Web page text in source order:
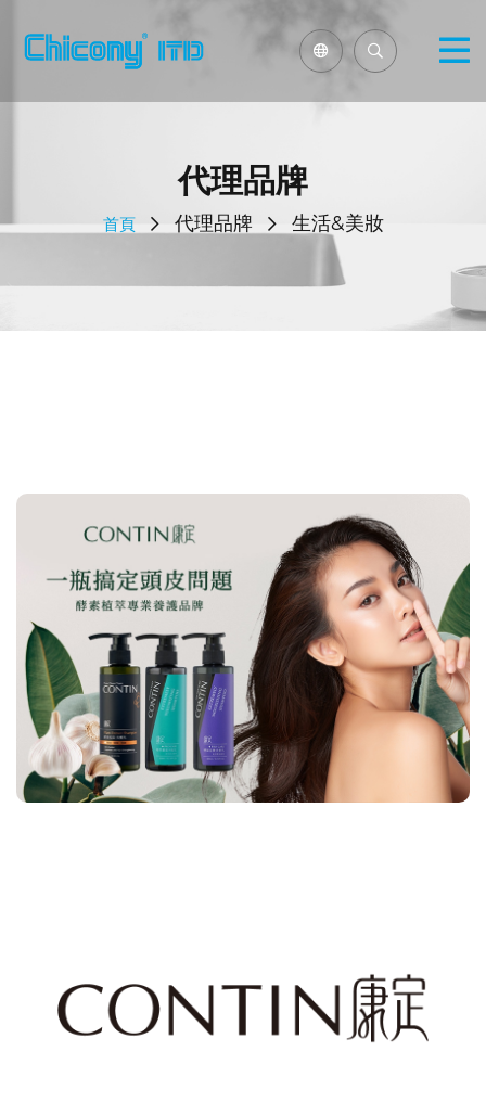
代理品牌
首頁 代理品牌 生活&美妝